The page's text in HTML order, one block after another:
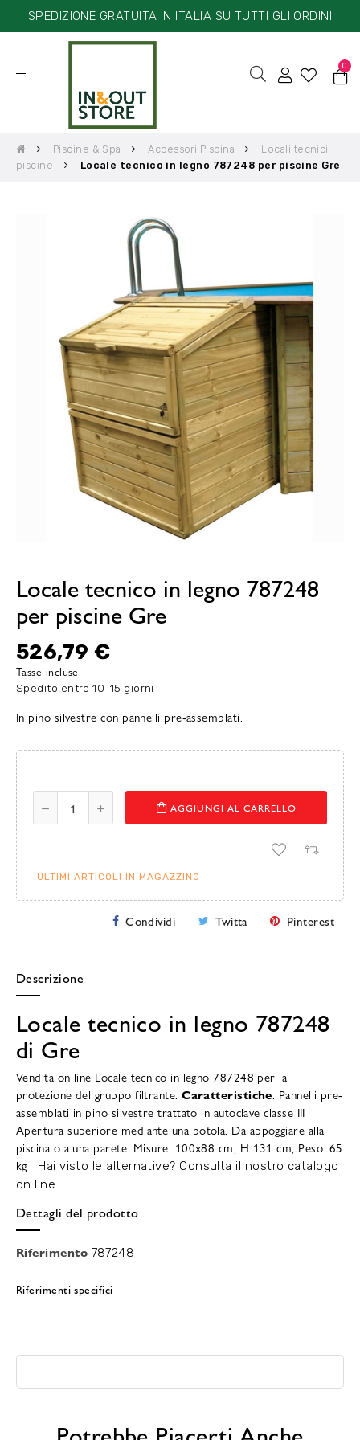
SPEDIZIONE GRATUITA IN ITALIA SU TUTTI GLI ORDINI
navigazione
☰ 0
Piscine & Spa Accessori Piscina
Locali tecnici
piscine
Locale tecnico in legno 787248 per piscine Gre
Locale tecnico in legno 787248
per piscine Gre
526,79 €
Tasse incluse
Spedito entro 10-15 giorni
In pino silvestre con pannelli pre-assemblati.
AGGIUNGI AL CARRELLO
ULTIMI ARTICOLI IN MAGAZZINO
Condividi Twitta Pinterest
Descrizione
Locale tecnico in legno 787248
di Gre
Vendita on line Locale tecnico in legno 787248 per la
protezione del gruppo filtrante.Caratteristiche: Pannelli pre-
assemblati in pino silvestre trattato in autoclave classe III
Apertura superiore mediante una botola. Da appoggiare alla
piscina o a una parete. Misure: 100x88 cm, H 131 cm, Peso: 65
kg
Hai visto le alternative? Consulta il nostro catalogo
on line
Dettagli del prodotto
Riferimento 787248
Riferimenti specifici